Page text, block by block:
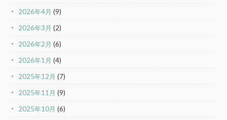
2026年4月 (9)
2026年3月 (2)
2026年2月 (6)
2026年1月 (4)
2025年12月 (7)
2025年11月 (9)
2025年10月 (6)